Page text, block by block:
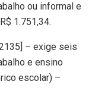
ou informal e
1.751,34.
– exige seis
e ensino
escolar) –